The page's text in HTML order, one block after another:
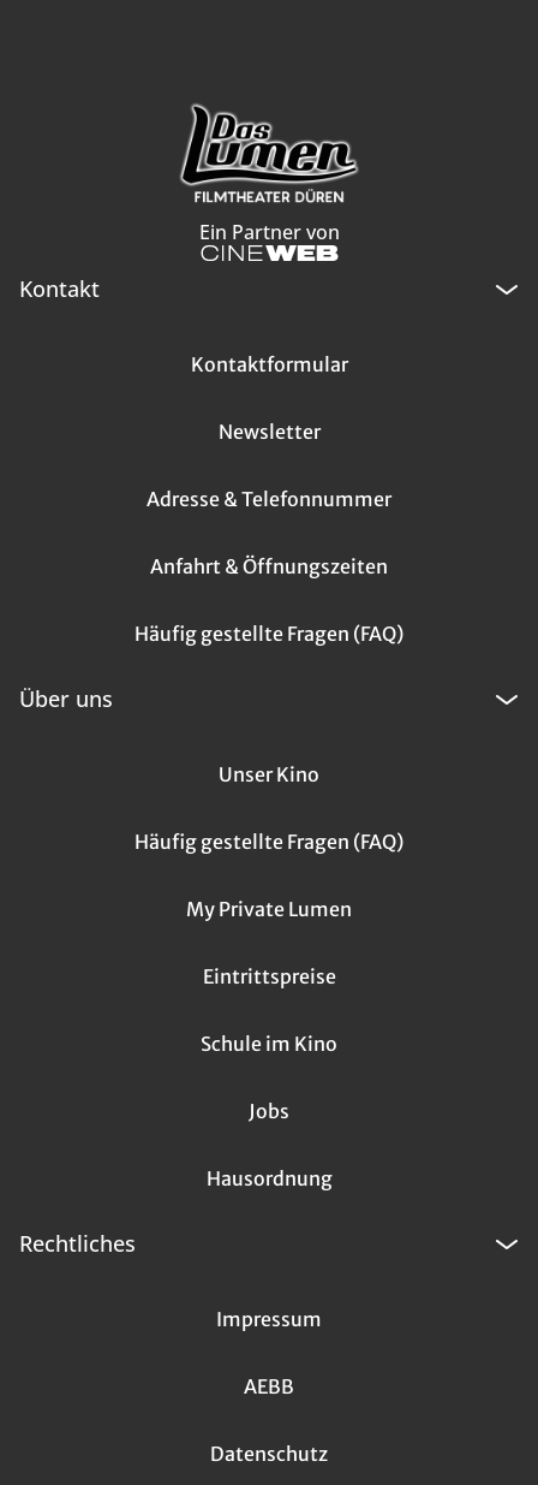
Ein Partner von
Kontakt
Kontaktformular
Newsletter
Adresse & Telefonnummer
Anfahrt & Öffnungszeiten
Häufig gestellte Fragen (FAQ)
Über uns
Unser Kino
Häufig gestellte Fragen (FAQ)
My Private Lumen
Eintrittspreise
Schule im Kino
Jobs
Hausordnung
Rechtliches
Impressum
AEBB
Datenschutz